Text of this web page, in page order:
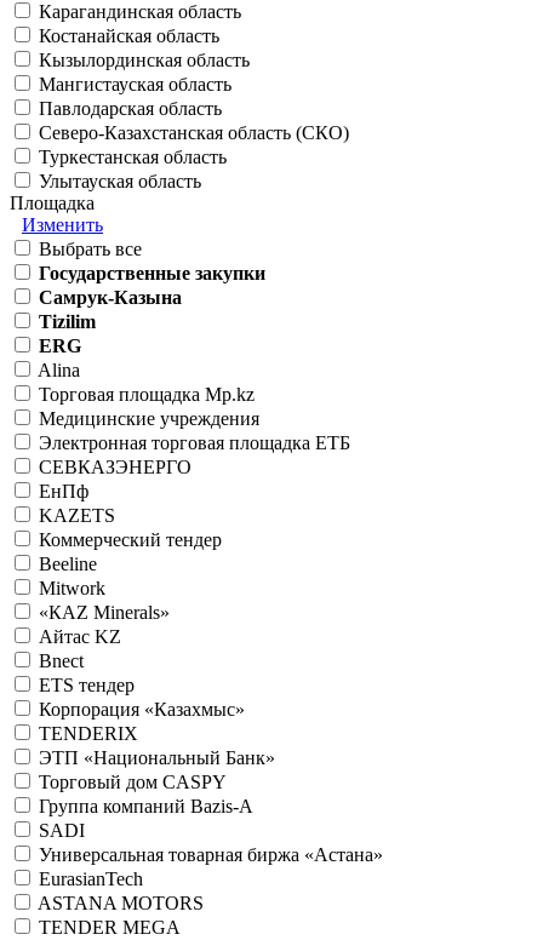
Карагандинская область
Костанайская область
Кызылординская область
Мангистауская область
Павлодарская область
Северо-Казахстанская область (СКО)
Туркестанская область
Улытауская область
Площадка
Изменить
Выбрать все
Государственные закупки
Самрук-Казына
Tizilim
ERG
Alina
Торговая площадка Mp.kz
Медицинские учреждения
Электронная торговая площадка ЕТБ
СЕВКАЗЭНЕРГО
ЕнПф
KAZETS
Коммерческий тендер
Beeline
Mitwork
«КАZ Minerals»
Айтас KZ
Bnect
ETS тендер
Корпорация «Казахмыс»
TENDERIX
ЭТП «Национальный Банк»
Торговый дом CASPY
Группа компаний Bazis-A
SADI
Универсальная товарная биржа «Астана»
EurasianTech
ASTANA MOTORS
TENDER MEGA